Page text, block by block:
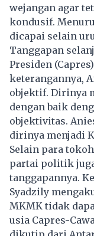
wejangan agar
kondusif.
dicapai selain
Tanggapan
Presiden
keterangannya,
objektif. Dirinya
dengan baik
objektivitas.
dirinya menjadi
Selain para
partai politik
tanggapannya.
Syadzily
MKMK tidak
usia Capres-